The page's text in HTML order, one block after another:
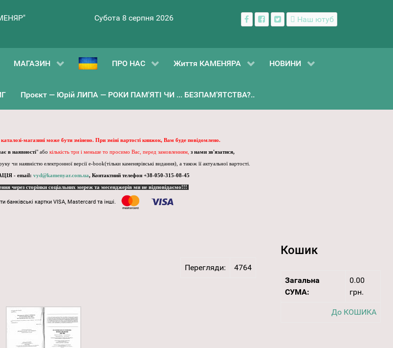
Субота 8 серпня 2026 Наш ютуб
МАГАЗИН ПРО НАС Життя КАМЕНЯРА НОВИНИ
Проєкт — Юрій ЛИПА — РОКИ ПАМ'ЯТІ ЧИ ... БЕЗПАМ’ЯТСТВА?..
магазині може бути змінено. При зміні вартості книжок, Вам буде повідомлено.
в наявності" або кількість три і меньше то просимо Вас, перед замовленням, з нами зв'язатися,
чи наявністю електронної версії e-book(тільки каменярівські видання), а також її актуальної вартості.
- email: vyd@kamenyar.com.ua, Контактний телефон +38-050-315-08-45
через сторінки соціальних мереж та месенджерів ми не відповідаємо!!!
банківські картки VISA, Mastercard та інші.
Перегляди: 4764
Кошик
Загальна
СУМА:
0.00
грн.
До КОШИКА